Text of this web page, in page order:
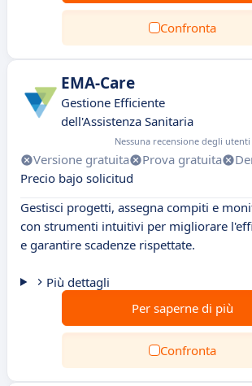
Confronta
EMA-Care
Gestione Efficiente
dell'Assistenza Sanitaria
Nessuna recensione degli utenti
Versione gratuita Prova gratuita
Precio bajo solicitud
Gestisci progetti, assegna compiti e
con strumenti intuitivi per migliorare
e garantire scadenze rispettate.
Più dettagli
Per saperne di più
Confronta